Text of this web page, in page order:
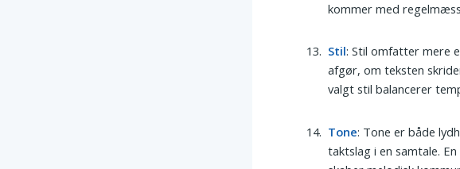
kommer med
Stil: Stil omfatter mere
afgør, om teksten
valgt stil balancerer
Tone: Tone er både
taktslag i en samtale.